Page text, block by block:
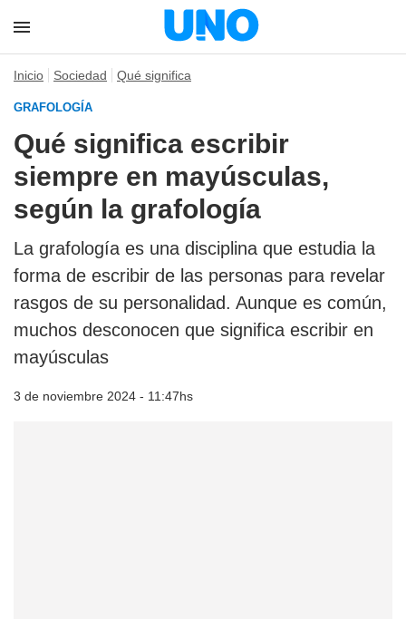
Inicio Sociedad Qué significa
GRAFOLOGÍA
Qué significa escribir
siempre en mayúsculas,
según la grafología
La grafología es una disciplina que estudia la
forma de escribir de las personas para revelar
rasgos de su personalidad. Aunque es común,
muchos desconocen que significa escribir en
mayúsculas
3 de noviembre 2024 - 11:47hs